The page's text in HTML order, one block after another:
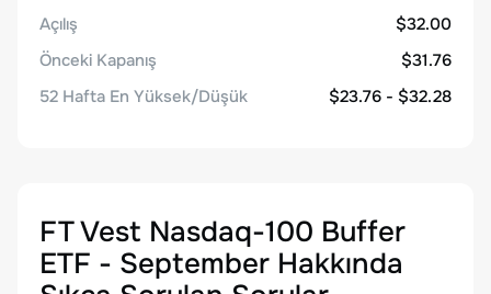
Açılış
$32.00
Önceki Kapanış
$31.76
52 Hafta En Yüksek/Düşük
$23.76 - $32.28
FT Vest Nasdaq-100 Buffer
ETF - September Hakkında